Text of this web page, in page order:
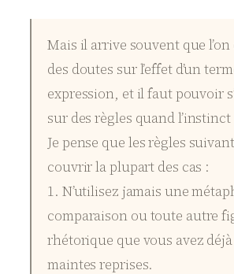
Mais il arrive souvent que
des doutes sur l’effet d’un
expression, et il faut pouvoir
sur des règles quand
Je pense que les règles
couvrir la plupart des cas :
1. N’utilisez jamais une
comparaison ou toute autre
rhétorique que vous avez
maintes reprises.